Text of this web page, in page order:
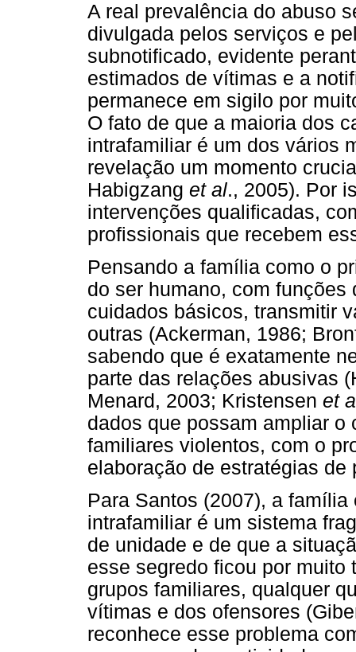
A real prevalência do abuso
divulgada pelos serviços e
subnotificado, evidente
estimados de vítimas e a
permanece em sigilo por
O fato de que a maioria dos
intrafamiliar é um dos vários
revelação um momento
Habigzang et al., 2005). Por
intervenções qualificadas,
profissionais que recebem
Pensando a família como o
do ser humano, com
cuidados básicos, transmitir
outras (Ackerman, 1986;
sabendo que é exatamente
parte das relações abusivas
Menard, 2003; Kristensen et
dados que possam ampliar
familiares violentos, com o
elaboração de estratégias de
Para Santos (2007), a
intrafamiliar é um sistema
de unidade e de que a
esse segredo ficou por
grupos familiares, qualquer
vítimas e dos ofensores
reconhece esse problema